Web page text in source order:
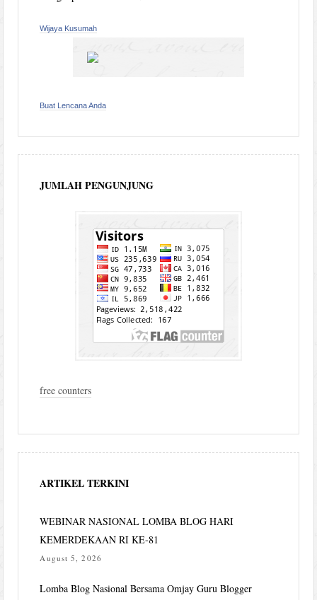
Wijaya Kusumah
Buat Lencana Anda
JUMLAH PENGUNJUNG
free counters
ARTIKEL TERKINI
WEBINAR NASIONAL LOMBA BLOG HARI
KEMERDEKAAN RI KE-81
August 5, 2026
Lomba Blog Nasional Bersama Omjay Guru Blogger